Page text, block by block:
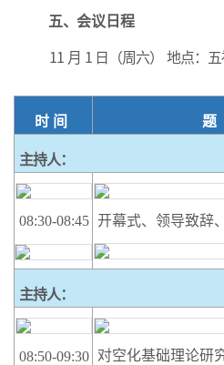
五、会议日程
11 月 1 日（周六） 地点：
时 间 题
主持人：
08:30-08:45 开幕式、领导致辞
主持人：
08:50-09:30 对空化基础理论研